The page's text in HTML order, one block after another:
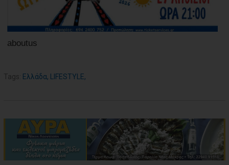
aboutus
Tags: Ελλάδα, LIFESTYLE,